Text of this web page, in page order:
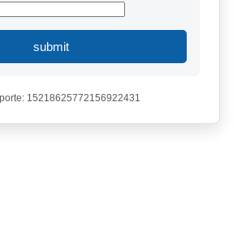
submit
15218625772156922431